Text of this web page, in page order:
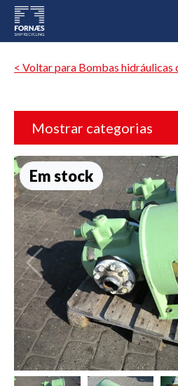
< Voltar para Bombas hidráulicas
Mostrar categorias
Em stock